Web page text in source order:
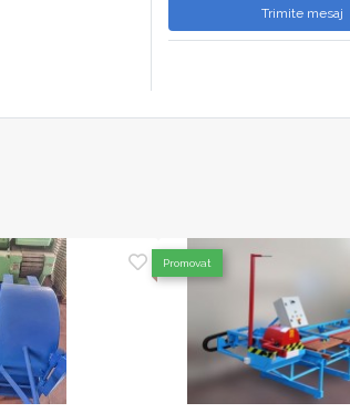
, cu cablu de5 sau
Trimite mesaj
Promovat